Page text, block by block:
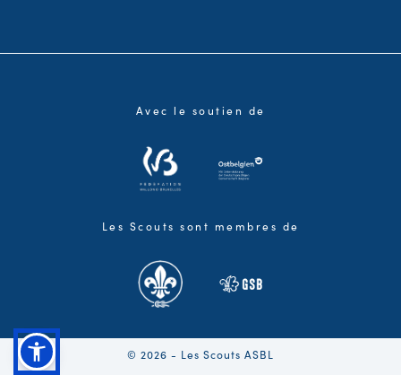
Avec le soutien de
Les Scouts sont membres de
© 2026 - Les Scouts ASBL